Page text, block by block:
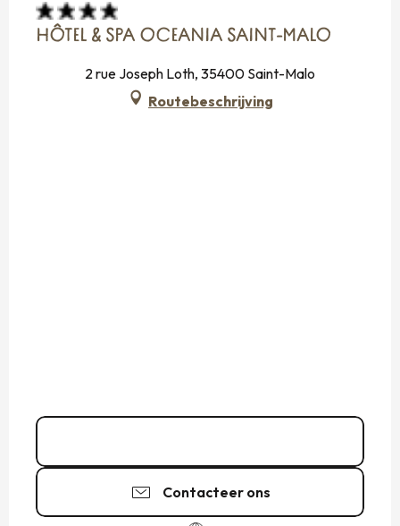
HÔTEL & SPA OCEANIA SAINT-MALO
2 rue Joseph Loth, 35400 Saint-Malo
Routebeschrijving
Contacteer ons